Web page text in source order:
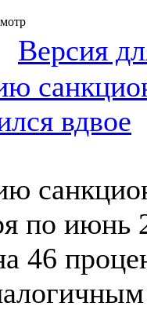
Версия
вдвое
по июнь
46